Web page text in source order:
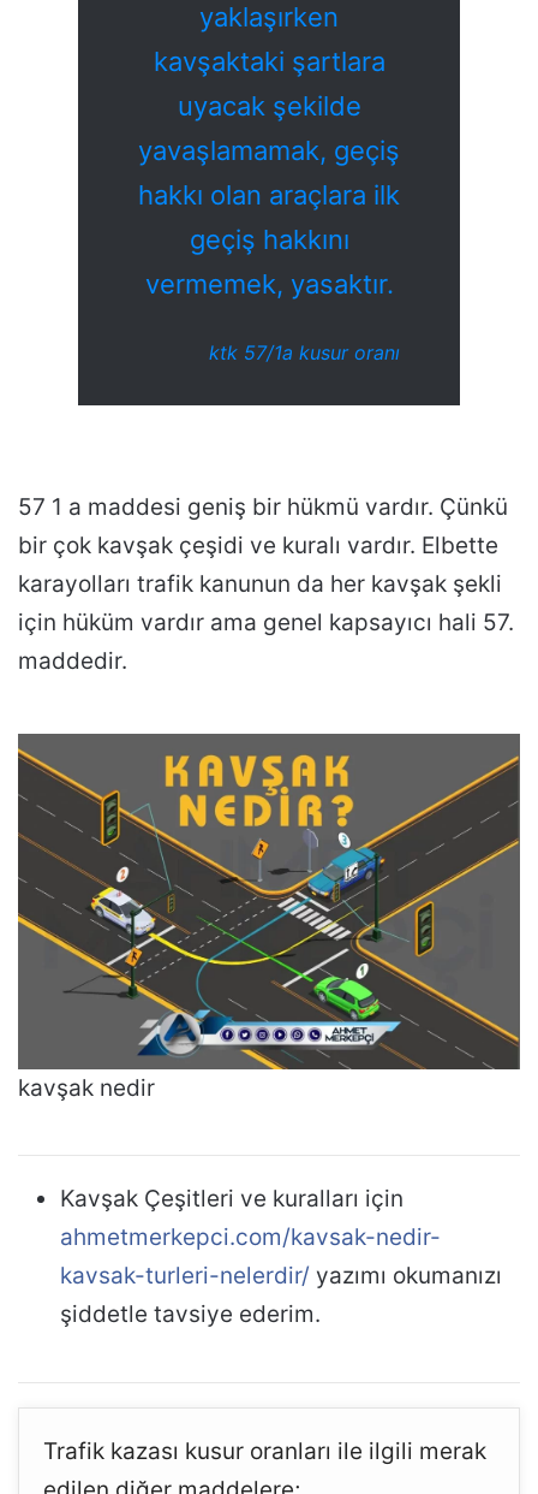
yaklaşırken
kavşaktaki şartlara
uyacak şekilde
yavaşlamamak, geçiş
hakkı olan araçlara ilk
geçiş hakkını
vermemek, yasaktır.
ktk 57/1a kusur oranı
57 1 a maddesi geniş bir hükmü vardır. Çünkü
bir çok kavşak çeşidi ve kuralı vardır. Elbette
karayolları trafik kanunun da her kavşak şekli
için hüküm vardır ama genel kapsayıcı hali 57.
maddedir.
kavşak nedir
Kavşak Çeşitleri ve kuralları için
ahmetmerkepci.com/kavsak-nedir-
kavsak-turleri-nelerdir/ yazımı okumanızı
şiddetle tavsiye ederim.
Trafik kazası kusur oranları ile ilgili merak